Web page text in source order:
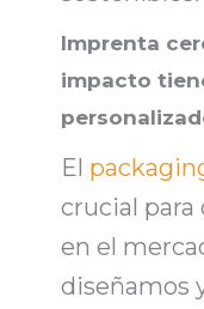
Imprenta
impacto
El
crucial
en el
diseñamos